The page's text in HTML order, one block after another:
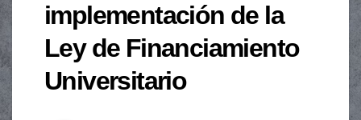
implementación de la
Ley de Financiamiento
Universitario